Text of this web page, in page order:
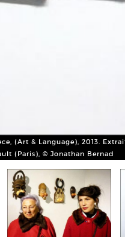
(Art & Language), 2013.
(Paris), © Jonathan Bernad